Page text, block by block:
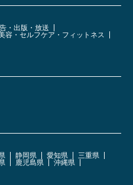
・出版・放送
容・セルフケア・フィットネス
静岡県 愛知県
三重県
鹿児島県 沖縄県